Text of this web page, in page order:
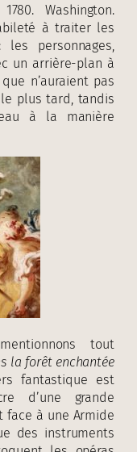
Washington.
à traiter les
personnages,
un arrière-plan à
n’auraient pas
plus tard, tandis
à la manière
tout
la forêt enchantée
fantastique est
d’une grande
face à une Armide
des instruments